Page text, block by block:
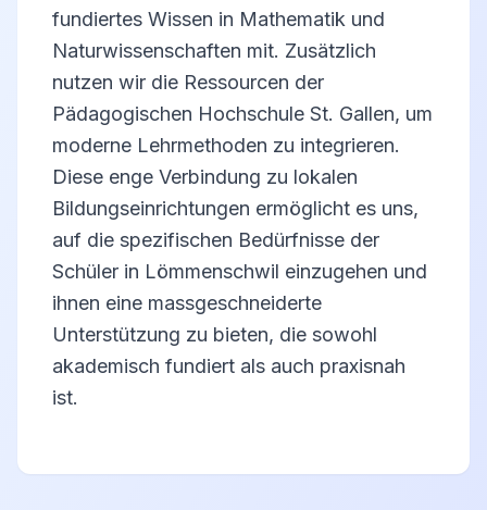
fundiertes Wissen in Mathematik und
Naturwissenschaften mit. Zusätzlich
nutzen wir die Ressourcen der
Pädagogischen Hochschule St. Gallen, um
moderne Lehrmethoden zu integrieren.
Diese enge Verbindung zu lokalen
Bildungseinrichtungen ermöglicht es uns,
auf die spezifischen Bedürfnisse der
Schüler in Lömmenschwil einzugehen und
ihnen eine massgeschneiderte
Unterstützung zu bieten, die sowohl
akademisch fundiert als auch praxisnah
ist.